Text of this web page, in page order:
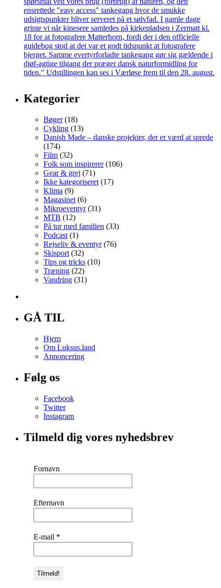
Kategorier
Bøger(18)
Cykling (13)
Danish Made – danske projekter, der er værd at sprede
(174)
Film (32)
Folk som inspirerer(106)
Gear & grej (71)
Ikke kategoriseret (17)
Klima (9)
Magasinet (6)
Mikroeventyr(31)
MTB (12)
På tur med familien (33)
Podcast (1)
Rejseliv & eventyr(76)
Skisport (32)
Tips og tricks (10)
Træning (22)
Vandring (31)
GÅ TIL
Hjem
Om Luksus.land
Annoncering
Følg os
Facebook
Twitter
Instagram
Tilmeld dig vores nyhedsbrev
Fornavn
Efternavn
E-mail *